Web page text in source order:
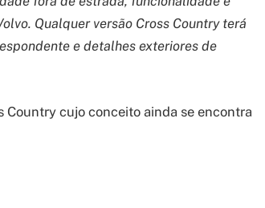
Qualquer versão Cross Country terá
e detalhes exteriores de
Country cujo conceito ainda se encontra